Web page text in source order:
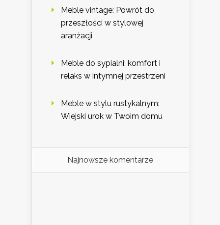
Meble vintage: Powrót do
przeszłości w stylowej
aranżacji
Meble do sypialni: komfort i
relaks w intymnej przestrzeni
Meble w stylu rustykalnym:
Wiejski urok w Twoim domu
Najnowsze komentarze